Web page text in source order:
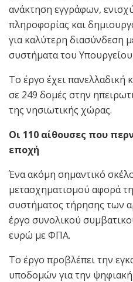
ανάκτηση εγγράφων,
πληροφορίας και
για καλύτερη διασύνδεση
συστήματα του
Το έργο έχει πανελλαδική
σε 249 δομές στην
της νησιωτικής χώρας.
Οι 110 αίθουσες που
εποχή
Ένα ακόμη σημαντικό
μετασχηματισμού αφορά
συστήματος τήρησης των
έργο συνολικού
ευρώ με ΦΠΑ.
Το έργο προβλέπει την
υποδομών για την